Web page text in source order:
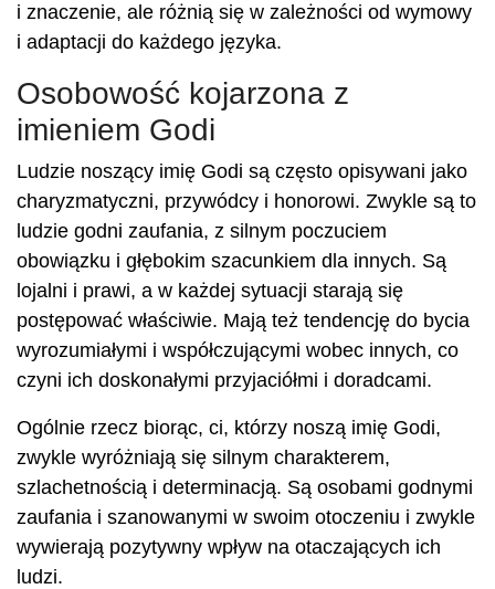
i znaczenie, ale różnią się w zależności od wymowy
i adaptacji do każdego języka.
Osobowość kojarzona z
imieniem Godi
Ludzie noszący imię Godi są często opisywani jako
charyzmatyczni, przywódcy i honorowi. Zwykle są to
ludzie godni zaufania, z silnym poczuciem
obowiązku i głębokim szacunkiem dla innych. Są
lojalni i prawi, a w każdej sytuacji starają się
postępować właściwie. Mają też tendencję do bycia
wyrozumiałymi i współczującymi wobec innych, co
czyni ich doskonałymi przyjaciółmi i doradcami.
Ogólnie rzecz biorąc, ci, którzy noszą imię Godi,
zwykle wyróżniają się silnym charakterem,
szlachetnością i determinacją. Są osobami godnymi
zaufania i szanowanymi w swoim otoczeniu i zwykle
wywierają pozytywny wpływ na otaczających ich
ludzi.